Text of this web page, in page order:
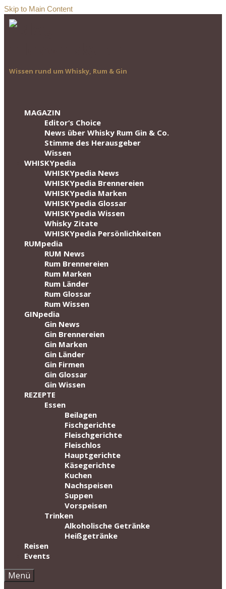
Skip to Main Content
Wissen rund um Whisky, Rum & Gin
MAGAZIN
Editor‘s Choice
News über Whisky Rum Gin & Co.
Stimme des Herausgeber
Wissen
WHISKYpedia
WHISKYpedia News
WHISKYpedia Brennereien
WHISKYpedia Marken
WHISKYpedia Glossar
WHISKYpedia Wissen
Whisky Zitate
WHISKYpedia Persönlichkeiten
RUMpedia
RUM News
Rum Brennereien
Rum Marken
Rum Länder
Rum Glossar
Rum Wissen
GINpedia
Gin News
Gin Brennereien
Gin Marken
Gin Länder
Gin Firmen
Gin Glossar
Gin Wissen
REZEPTE
Essen
Beilagen
Fischgerichte
Fleischgerichte
Fleischlos
Hauptgerichte
Käsegerichte
Kuchen
Nachspeisen
Suppen
Vorspeisen
Trinken
Alkoholische Getränke
Heißgetränke
Reisen
Events
Menü